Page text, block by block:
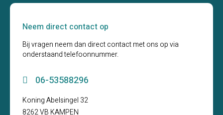
Neem direct contact op
Bij vragen neem dan direct contact met ons op via
onderstaand telefoonnummer.
06-53588296
Koning Abelsingel 32
8262 VB KAMPEN